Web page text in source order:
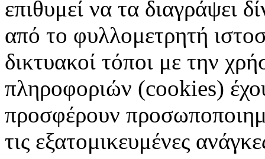
επιθυμεί να τα διαγράψει
από το φυλλομετρητή
δικτυακοί τόποι με την
πληροφοριών (cookies)
προσφέρουν
τις εξατομικευμένες